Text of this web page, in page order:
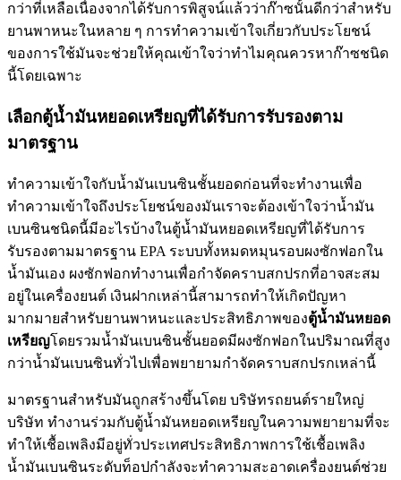
กว่าที่เหลือเนื่องจากได้รับการพิสูจน์แล้วว่าก๊าซนั้นดีกว่าสำหรับ
ยานพาหนะในหลาย ๆ การทำความเข้าใจเกี่ยวกับประโยชน์
ของการใช้มันจะช่วยให้คุณเข้าใจว่าทำไมคุณควรหาก๊าซชนิด
นี้โดยเฉพาะ
เลือกตู้น้ำมันหยอดเหรียญที่ได้รับการรับรองตาม
มาตรฐาน
ทำความเข้าใจกับน้ำมันเบนซินชั้นยอดก่อนที่จะทำงานเพื่อ
ทำความเข้าใจถึงประโยชน์ของมันเราจะต้องเข้าใจว่าน้ำมัน
เบนซินชนิดนี้มีอะไรบ้างในตู้น้ำมันหยอดเหรียญที่ได้รับการ
รับรองตามมาตรฐาน EPA ระบบทั้งหมดหมุนรอบผงซักฟอกใน
น้ำมันเอง ผงซักฟอกทำงานเพื่อกำจัดคราบสกปรกที่อาจสะสม
อยู่ในเครื่องยนต์ เงินฝากเหล่านี้สามารถทำให้เกิดปัญหา
มากมายสำหรับยานพาหนะและประสิทธิภาพของตู้น้ำมันหยอด
เหรียญโดยรวมน้ำมันเบนซินชั้นยอดมีผงซักฟอกในปริมาณที่สูง
กว่าน้ำมันเบนซินทั่วไปเพื่อพยายามกำจัดคราบสกปรกเหล่านี้
มาตรฐานสำหรับมันถูกสร้างขึ้นโดย บริษัทรถยนต์รายใหญ่
บริษัท ทำงานร่วมกับตู้น้ำมันหยอดเหรียญในความพยายามที่จะ
ทำให้เชื้อเพลิงมีอยู่ทั่วประเทศประสิทธิภาพการใช้เชื้อเพลิง
น้ำมันเบนซินระดับท็อปกำลังจะทำความสะอาดเครื่องยนต์ช่วย